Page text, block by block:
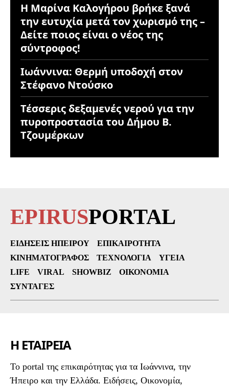
Η Μαρίνα Καλογήρου βρήκε ξανά
την ευτυχία μετά τον χωρισμό της –
Δείτε ποιος είναι ο νέος της
σύντροφος!
Ιωάννινα: Θερμή υποδοχή στον
Στέφανο Ντούσκο
Τέσσερις δεξαμενές νερού για την
πυροπροστασία του Δήμου Β.
Τζουμέρκων
EPIRUSPORTAL
ΕΙΔΉΣΕΙΣ ΗΠΕΊΡΟΥ
ΕΠΙΚΑΙΡΌΤΗΤΑ
ΚΙΝΗΜΑΤΟΓΡΆΦΟΣ
ΤΕΧΝΟΛΟΓΊΑ
ΥΓΕΊΑ
LIFE
VIRAL SHOWBIZ
ΟΙΚΟΝΟΜΊΑ
ΣΥΝΤΑΓΈΣ
Η ΕΤΑΙΡΕΙΑ
To portal της επικαιρότητας για τα Ιωάννινα, την
Ήπειρο και την Ελλάδα. Ειδήσεις, Οικονομία,